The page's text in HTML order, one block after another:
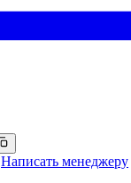
Написать менеджеру